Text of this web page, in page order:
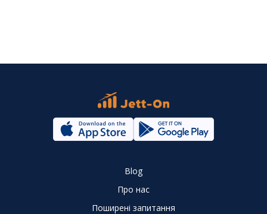
Blog
Про нас
Поширені запитання